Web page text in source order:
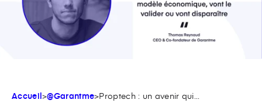
Accueil>@Garantme>Proptech : un avenir qui...